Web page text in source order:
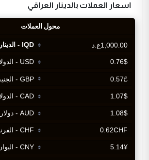
اسعار العملات بالدينار العراقي